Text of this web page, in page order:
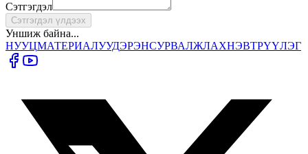
Сэтгэгдэл
Сэтгэгдэл үлдээх
Уншиж байна...
НУУЦМАТЕРИАЛУУДЭРЭНСУРВАЛЖЛАХНЭВТРҮҮЛЭГ